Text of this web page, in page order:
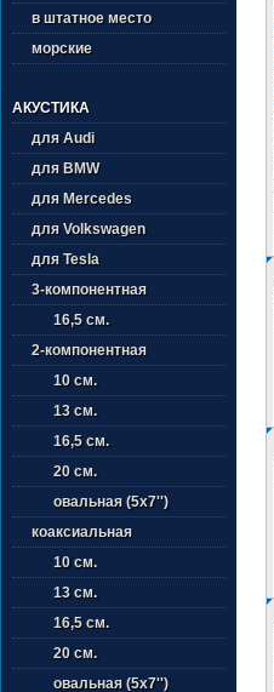
в штатное место
морские
АКУСТИКА
для Audi
для BMW
для Mercedes
для Volkswagen
для Tesla
3-компонентная
16,5 см.
2-компонентная
10 см.
13 см.
16,5 см.
20 см.
овальная (5х7'')
коаксиальная
10 см.
13 см.
16,5 см.
20 см.
овальная (5х7'')